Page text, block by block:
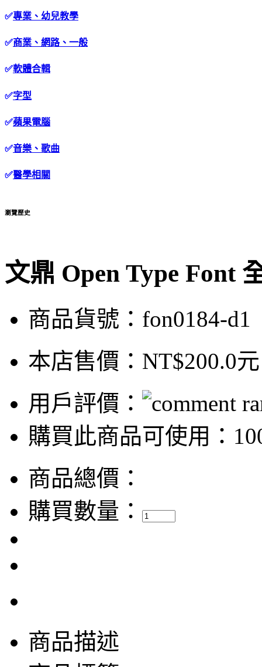
✅專業、幼兒教學
✅商業、網路、一般
✅軟體合輯
✅字型
✅蘋果電腦
✅音樂、歌曲
✅醫學相關
瀏覽歷史
文鼎 Open Type Font
商品貨號：fon0184-d1
本店售價： NT$200.0元
用戶評價：
購買此商品可使用：
商品總價：
購買數量：
商品描述